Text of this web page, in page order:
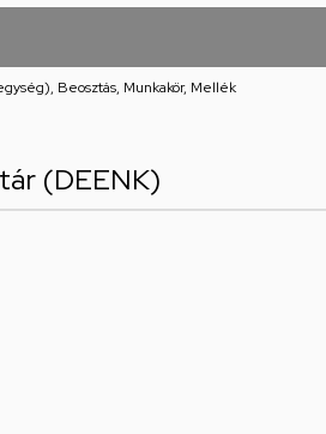
Beosztás, Munkakör, Mellék
(DEENK)